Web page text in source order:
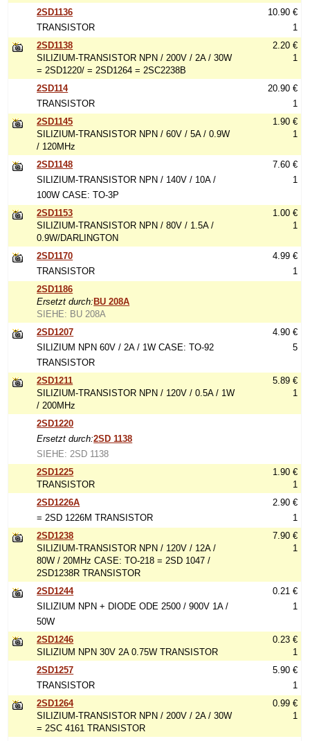
2SD1136
TRANSISTOR
10.90 €
1
2SD1138
SILIZIUM-TRANSISTOR NPN / 200V / 2A / 30W
= 2SD1220/ = 2SD1264 = 2SC2238B
2.20 €
1
2SD114
TRANSISTOR
20.90 €
1
2SD1145
SILIZIUM-TRANSISTOR NPN / 60V / 5A / 0.9W
/ 120MHz
1.90 €
1
2SD1148
SILIZIUM-TRANSISTOR NPN / 140V / 10A /
100W CASE: TO-3P
7.60 €
1
2SD1153
SILIZIUM-TRANSISTOR NPN / 80V / 1.5A /
0.9W/DARLINGTON
1.00 €
1
2SD1170
TRANSISTOR
4.99 €
1
2SD1186
Ersetzt durch: BU 208A
SIEHE: BU 208A
2SD1207
SILIZIUM NPN 60V / 2A / 1W CASE: TO-92
TRANSISTOR
4.90 €
5
2SD1211
SILIZIUM-TRANSISTOR NPN / 120V / 0.5A / 1W
/ 200MHz
5.89 €
1
2SD1220
Ersetzt durch:2SD 1138
SIEHE: 2SD 1138
2SD1225
TRANSISTOR
1.90 €
1
2SD1226A
= 2SD 1226M TRANSISTOR
2.90 €
1
2SD1238
SILIZIUM-TRANSISTOR NPN / 120V / 12A /
80W / 20MHz CASE: TO-218 = 2SD 1047 /
2SD1238R TRANSISTOR
7.90 €
1
2SD1244
SILIZIUM NPN + DIODE ODE 2500 / 900V 1A /
50W
0.21 €
1
2SD1246
SILIZIUM NPN 30V 2A 0.75W TRANSISTOR
0.23 €
1
2SD1257
TRANSISTOR
5.90 €
1
2SD1264
SILIZIUM-TRANSISTOR NPN / 200V / 2A / 30W
= 2SC 4161 TRANSISTOR
0.99 €
1